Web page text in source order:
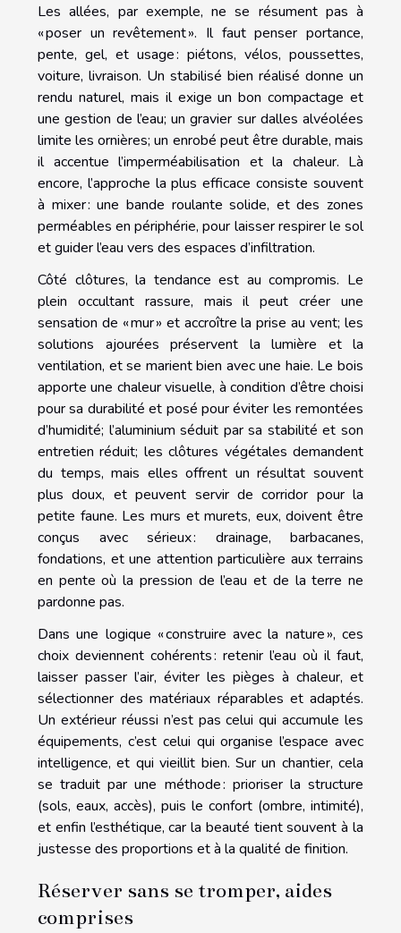
Les allées, par exemple, ne se résument pas à
« poser un revêtement ». Il faut penser portance,
pente, gel, et usage : piétons, vélos, poussettes,
voiture, livraison. Un stabilisé bien réalisé donne un
rendu naturel, mais il exige un bon compactage et
une gestion de l’eau; un gravier sur dalles alvéolées
limite les ornières; un enrobé peut être durable, mais
il accentue l’imperméabilisation et la chaleur. Là
encore, l’approche la plus efficace consiste souvent
à mixer : une bande roulante solide, et des zones
perméables en périphérie, pour laisser respirer le sol
et guider l’eau vers des espaces d’infiltration.
Côté clôtures, la tendance est au compromis. Le
plein occultant rassure, mais il peut créer une
sensation de « mur » et accroître la prise au vent; les
solutions ajourées préservent la lumière et la
ventilation, et se marient bien avec une haie. Le bois
apporte une chaleur visuelle, à condition d’être choisi
pour sa durabilité et posé pour éviter les remontées
d’humidité; l’aluminium séduit par sa stabilité et son
entretien réduit; les clôtures végétales demandent
du temps, mais elles offrent un résultat souvent
plus doux, et peuvent servir de corridor pour la
petite faune. Les murs et murets, eux, doivent être
conçus avec sérieux : drainage, barbacanes,
fondations, et une attention particulière aux terrains
en pente où la pression de l’eau et de la terre ne
pardonne pas.
Dans une logique « construire avec la nature », ces
choix deviennent cohérents : retenir l’eau où il faut,
laisser passer l’air, éviter les pièges à chaleur, et
sélectionner des matériaux réparables et adaptés.
Un extérieur réussi n’est pas celui qui accumule les
équipements, c’est celui qui organise l’espace avec
intelligence, et qui vieillit bien. Sur un chantier, cela
se traduit par une méthode : prioriser la structure
(sols, eaux, accès), puis le confort (ombre, intimité),
et enfin l’esthétique, car la beauté tient souvent à la
justesse des proportions et à la qualité de finition.
Réserver sans se tromper, aides
comprises